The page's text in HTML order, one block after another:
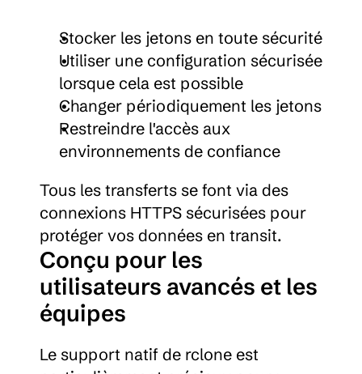
Stocker les jetons en toute sécurité
Utiliser une configuration sécurisée
lorsque cela est possible
Changer périodiquement les jetons
Restreindre l'accès aux
environnements de confiance
Tous les transferts se font via des
connexions HTTPS sécurisées pour
protéger vos données en transit.
Conçu pour les
utilisateurs avancés et les
équipes
Le support natif de rclone est